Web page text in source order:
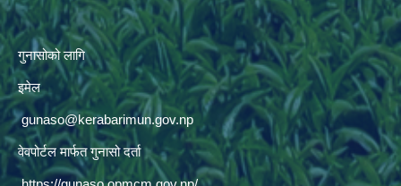
गुनासोको लागि
इमेल
gunaso@kerabarimun.gov.np
वेवपोर्टल मार्फत गुनासो दर्ता